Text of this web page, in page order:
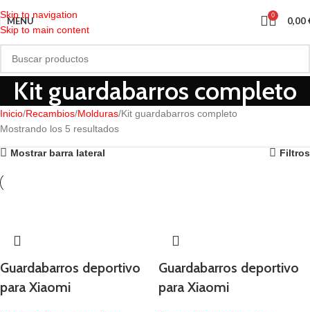
Skip to navigation
Skip to main content
MENU 0 0,00
Kit guardabarros completo
Inicio Recambios Molduras Kit guardabarros completo
Mostrando los 5 resultados
Mostrar barra lateral Filtros
Guardabarros deportivo
para Xiaomi
Guardabarros deportivo
para Xiaomi